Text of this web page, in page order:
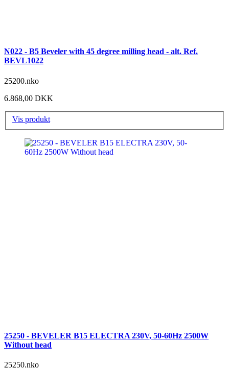
N022 - B5 Beveler with 45 degree milling head - alt. Ref.
BEVL1022
25200.nko
6.868,00 DKK
Vis produkt
25250 - BEVELER B15 ELECTRA 230V, 50-60Hz 2500W
Without head
25250.nko